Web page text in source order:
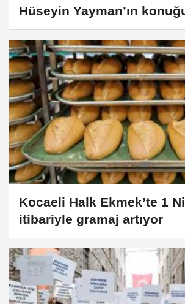
Hüseyin Yayman’ın
Kocaeli Halk Ekmek’te 1
itibariyle gramaj artıyor